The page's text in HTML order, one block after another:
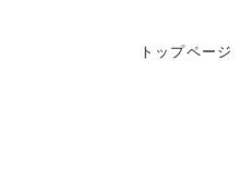
トップページ